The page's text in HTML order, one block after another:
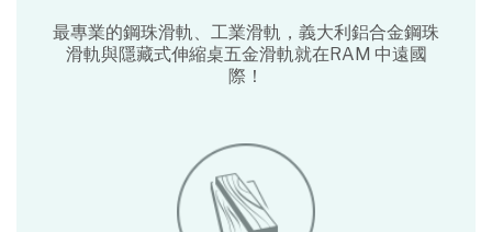
最專業的鋼珠滑軌、工業滑軌，義大利鋁合金鋼珠
滑軌與隱藏式伸縮桌五金滑軌就在RAM 中遠國
際！